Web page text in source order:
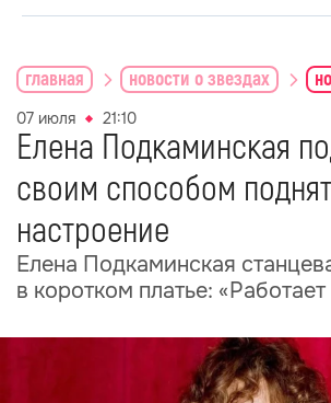
главная новости о звездах
07 июля 21:10
Елена Подкаминская
своим способом
настроение
Елена Подкаминская
в коротком платье: